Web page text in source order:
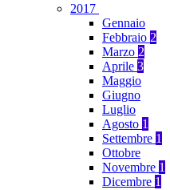
2017
Gennaio
Febbraio 2
Marzo 2
Aprile 3
Maggio
Giugno
Luglio
Agosto 1
Settembre 1
Ottobre
Novembre 1
Dicembre 1